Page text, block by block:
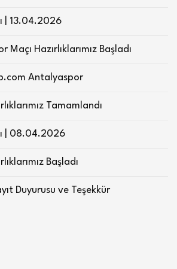
| 13.04.2026
Maçı Hazırlıklarımız Başladı
Antalyaspor
Tamamlandı
| 08.04.2026
Başladı
Duyurusu ve Teşekkür